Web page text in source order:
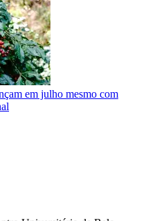
em julho mesmo com